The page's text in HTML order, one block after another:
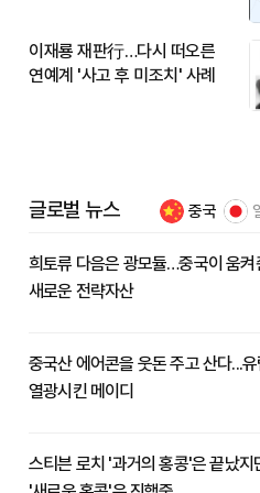
이재룡 재판行…다시 떠오른
연예계 '사고 후 미조치' 사례
글로벌 뉴스 중국
희토류 다음은 광모듈…중국이 움켜
새로운 전략자산
중국산 에어콘을 웃돈 주고 산다...유
열광시킨 메이디
스티븐 로치 '과거의 홍콩'은 끝났지